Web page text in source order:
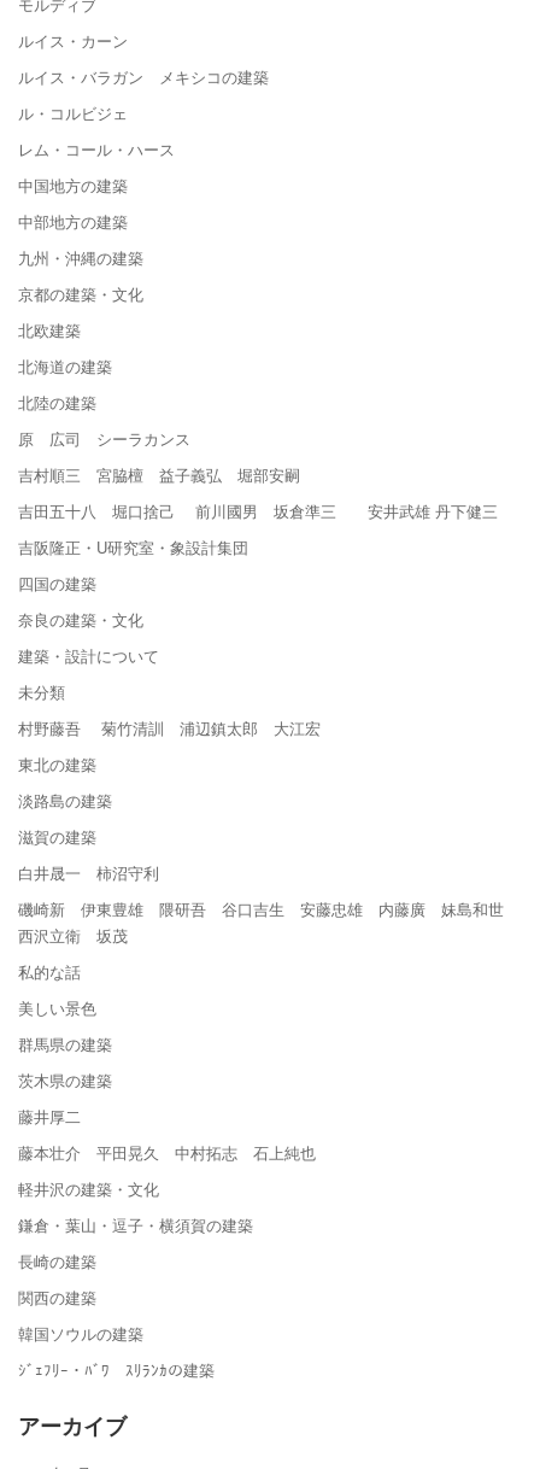
ルイス・カーン
ルイス・バラガン メキシコの建築
ル・コルビジェ
レム・コール・ハース
中国地方の建築
中部地方の建築
九州・沖縄の建築
京都の建築・文化
北欧建築
北海道の建築
北陸の建築
原 広司 シーラカンス
吉村順三 宮脇檀 益子義弘 堀部安嗣
吉田五十八 堀口捨己 前川國男 坂倉準三 安井武雄 丹下健三
吉阪隆正・U研究室・象設計集団
四国の建築
奈良の建築・文化
建築・設計について
未分類
村野藤吾 菊竹清訓 浦辺鎮太郎 大江宏
東北の建築
淡路島の建築
滋賀の建築
白井晟一 柿沼守利
磯崎新 伊東豊雄 隈研吾 谷口吉生 安藤忠雄 内藤廣 妹島和世
西沢立衛 坂茂
私的な話
美しい景色
群馬県の建築
茨木県の建築
藤井厚二
藤本壮介 平田晃久 中村拓志 石上純也
軽井沢の建築・文化
鎌倉・葉山・逗子・横須賀の建築
長崎の建築
関西の建築
韓国ソウルの建築
ｼﾞｪﾌﾘｰ・ﾊﾞﾜ ｽﾘﾗﾝｶの建築
アーカイブ